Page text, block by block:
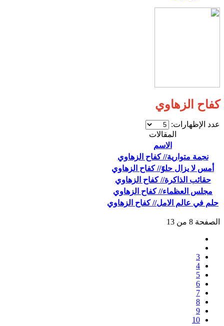
كفاح الزهاوي
عدد الإظهارات:
المقالات
الاسم
نجمة متوارية// كفاح الزهاوي
أمس لا يزال حلوً// كفاح الزهاوي
حقائب الذاكرة// كفاح الزهاوي
مجلس العظماء// كفاح الزهاوي
حلم في عالم الامل// كفاح الزهاوي
الصفحة 8 من 13
3
4
5
6
7
8
9
10